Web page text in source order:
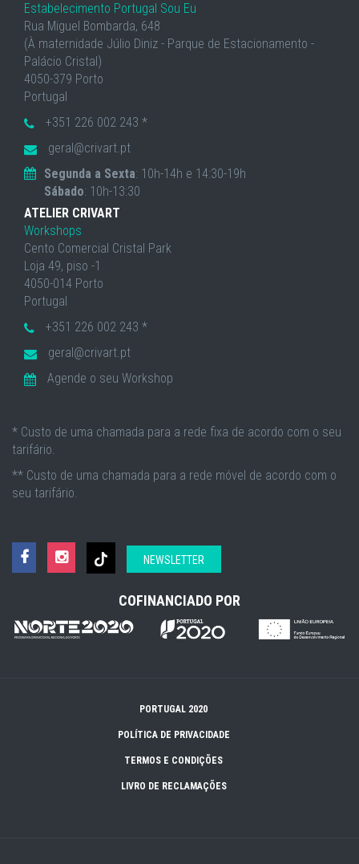
Estabelecimento Portugal Sou Eu
Rua Miguel Bombarda, 648
(À maternidade Júlio Diniz - Parque de Estacionamento -
Palácio Cristal)
4050-379 Porto
Portugal
+351 226 002 243 *
geral@crivart.pt
Segunda a Sexta: 10h-14h e 14:30-19h
Sábado: 10h-13:30
ATELIER CRIVART
Workshops
Cento Comercial Cristal Park
Loja 49, piso -1
4050-014 Porto
Portugal
+351 226 002 243 *
geral@crivart.pt
Agende o seu Workshop
* Custo de uma chamada para a rede fixa de acordo com o seu
tarifário.
** Custo de uma chamada para a rede móvel de acordo com o
seu tarifário.
NEWSLETTER
COFINANCIADO POR
PORTUGAL 2020
POLÍTICA DE PRIVACIDADE
TERMOS E CONDIÇÕES
LIVRO DE RECLAMAÇÕES